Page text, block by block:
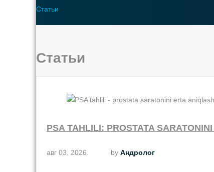
Статьи
Статьи
PSA TAHLILI: PROSTATA
авг 03, 2026. by Андролог